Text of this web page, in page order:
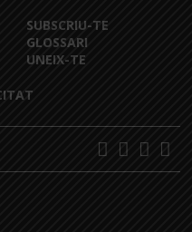
SUBSCRIU-TE
GLOSSARI
UNEIX-TE